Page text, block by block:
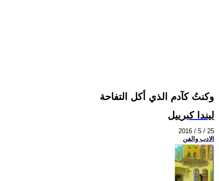
وكنتُ كآدم الذي أكل التفاحة
ليندا كبرييل
2016 / 5 / 25
الادب والفن